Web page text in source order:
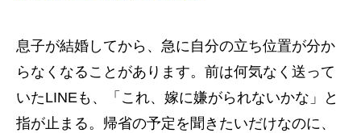
息子が結婚してから、急に自分の立ち位置が分か
らなくなることがあります。前は何気なく送って
いたLINEも、「これ、嫁に嫌がられないかな」と
指が止まる。帰省の予定を聞きたいだけなのに、